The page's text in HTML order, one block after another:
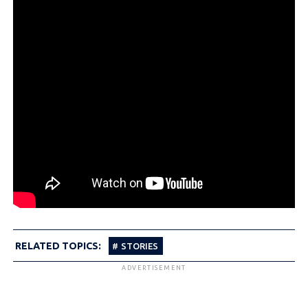
RELATED TOPICS: STORIES
ADVERTISEMENT